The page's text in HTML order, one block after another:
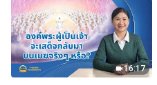
16:17